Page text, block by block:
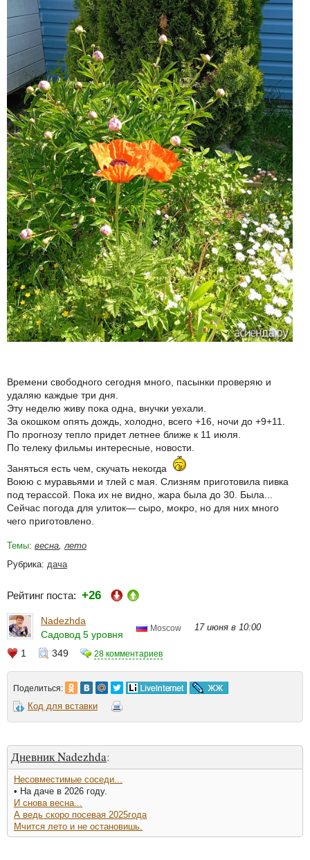
Времени свободного сегодня много, пасынки проверяю и
удаляю каждые три дня.
Эту неделю живу пока одна, внучки уехали.
За окошком опять дождь, холодно, всего +16, ночи до +9+11.
По прогнозу тепло придет летнее ближе к 11 июля.
По телеку фильмы интересные, новости.
Заняться есть чем, скучать некогда
Воюю с муравьями и тлей с мая. Слизням приготовила пивка
под терассой. Пока их не видно, жара была до 30. Была...
Сейчас погода для улиток— сыро, мокро, но для них много
чего приготовлено.
Темы: весна лето
Рубрика: дача
Рейтинг поста: +26
Nadezhda
Садовод 5 уровня
Moscow 17 июня в 10:00
1 349 28 комментариев
Поделиться:
Код для вставки
Дневник Nadezhda:
Несовместимые соседи...
• На даче в 2026 году.
И снова весна...
А ведь скоро посевая 2025года
Мчится лето и не остановишь.